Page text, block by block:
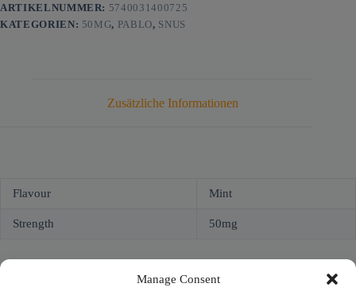
Manage Consent
ARTIKELNUMMER: 5740031400725
KATEGORIEN: 50MG, PABLO, SNUS
Zusätzliche Informationen
Flavour Mint
Strength 50mg